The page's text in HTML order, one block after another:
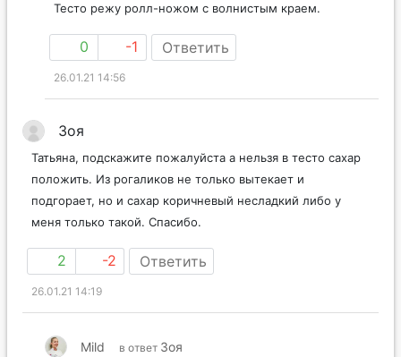
Тесто режу ролл-ножом с волнистым краем.
0 -1 Ответить
26.01.21 14:56
Зоя
Татьяна, подскажите пожалуйста а нельзя в тесто сахар
положить. Из рогаликов не только вытекает и
подгорает, но и сахар коричневый несладкий либо у
меня только такой. Спасибо.
2 -2 Ответить
26.01.21 14:19
Mild в ответ Зоя